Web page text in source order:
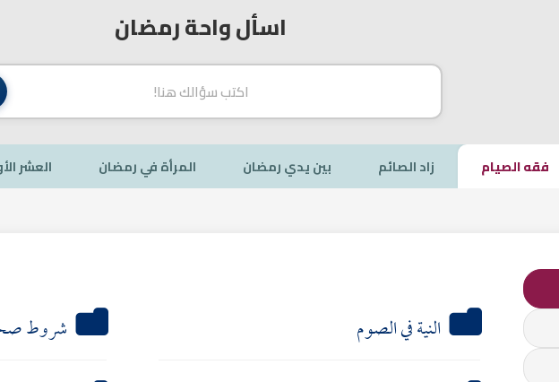
اسأل واحة رمضان
فقه الصيام زاد الصائم بين يدي رمضان المرأة في رمضان العشر
النية في الصوم
شروط